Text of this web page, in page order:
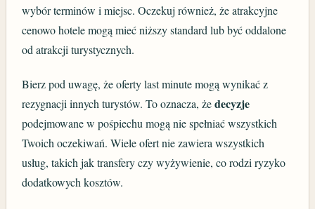
wybór terminów i miejsc. Oczekuj również, że atrakcyjne
cenowo hotele mogą mieć niższy standard lub być oddalone
od atrakcji turystycznych.
Bierz pod uwagę, że oferty last minute mogą wynikać z
rezygnacji innych turystów. To oznacza, żedecyzje
podejmowane w pośpiechu mogą nie spełniać wszystkich
Twoich oczekiwań. Wiele ofert nie zawiera wszystkich
usług, takich jak transfery czy wyżywienie, co rodzi ryzyko
dodatkowych kosztów.